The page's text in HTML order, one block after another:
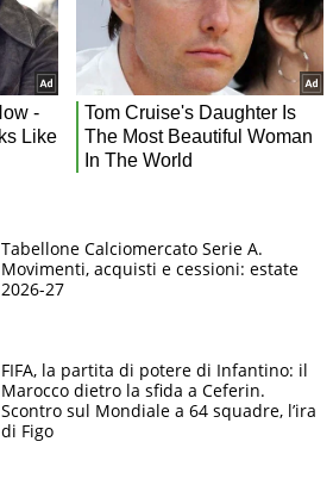
Tabellone Calciomercato Serie A.
Movimenti, acquisti e cessioni: estate
2026-27
FIFA, la partita di potere di Infantino: il
Marocco dietro la sfida a Ceferin.
Scontro sul Mondiale a 64 squadre, l’ira
di Figo